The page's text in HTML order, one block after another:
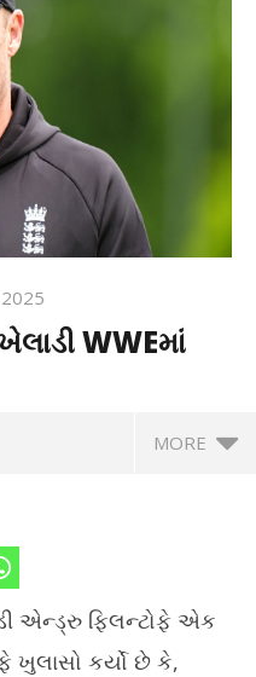
2025
WWEમાં
MORE
એન્ડ્રુ ફ્લિન્ટોફે એક
ખુલાસો કર્યો છે કે,